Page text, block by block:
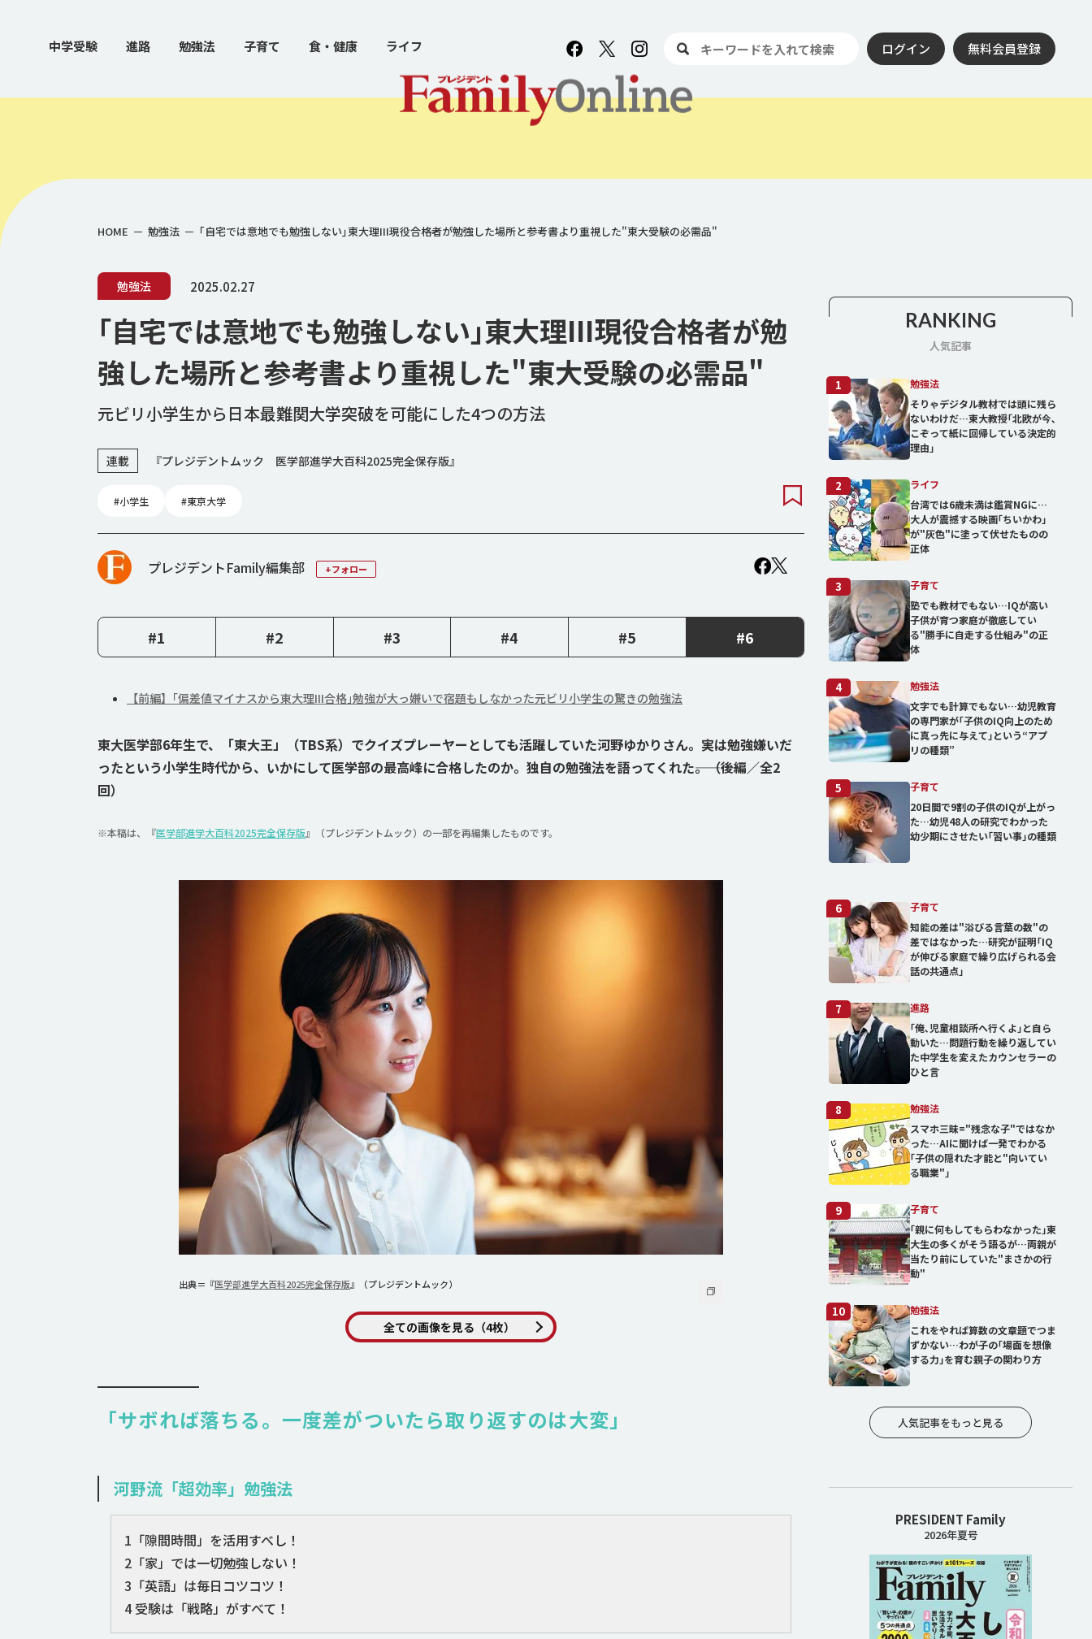
中学受験 進路 勉強法 子育て 食・健康 ライフ ログイン 無料会員登録
HOME 勉強法 ｢自宅では意地でも勉強しない｣東大理III現役合格者が勉強した場所と参考書より重視した"東大受験の必需品"
勉強法 2025.02.27
｢自宅では意地でも勉強しない｣東大理III現役合格者が勉
強した場所と参考書より重視した"東大受験の必需品"
元ビリ小学生から日本最難関大学突破を可能にした4つの方法
連載 『プレジデントムック 医学部進学大百科2025完全保存版』
#小学生 #東京大学
プレジデントFamily編集部 +フォロー
#1 #2 #3 #4 #5 #6
【前編】｢偏差値マイナスから東大理III合格｣勉強が大っ嫌いで宿題もしなかった元ビリ小学生の驚きの勉強法
東大医学部6年生で、「東大王」（TBS系）でクイズプレーヤーとしても活躍していた河野ゆかりさん。実は勉強嫌いだ
ったという小学生時代から、いかにして医学部の最高峰に合格したのか。独自の勉強法を語ってくれた――。（後編／全2
回）
※本稿は、『医学部進学大百科2025完全保存版』（プレジデントムック）の一部を再編集したものです。
出典＝『医学部進学大百科2025完全保存版』（プレジデントムック）
全ての画像を見る（4枚）
「サボれば落ちる。一度差がついたら取り返すのは大変」
河野流「超効率」勉強法
1「隙間時間」を活用すべし！
2「家」では一切勉強しない！
3「英語」は毎日コツコツ！
4 受験は「戦略」がすべて！
RANKING
人気記事
1
勉強法
そりゃデジタル教材では頭に残ら
ないわけだ…東大教授｢北欧が今､
こぞって紙に回帰している決定的
理由」
2
ライフ
台湾では6歳未満は鑑賞NGに…
大人が震撼する映画｢ちいかわ｣
が"灰色"に塗って伏せたものの
正体
3
子育て
塾でも教材でもない…IQが高い
子供が育つ家庭が徹底してい
る"勝手に自走する仕組み"の正
体
4
勉強法
文字でも計算でもない…幼児教育
の専門家が｢子供のIQ向上のため
に真っ先に与えて｣という“アプ
リの種類”
5
子育て
20日間で9割の子供のIQが上がっ
た…幼児48人の研究でわかった
幼少期にさせたい｢習い事｣の種類
6
子育て
知能の差は"浴びる言葉の数"の
差ではなかった…研究が証明｢IQ
が伸びる家庭で繰り広げられる会
話の共通点｣
7
進路
｢俺､児童相談所へ行くよ｣と自ら
動いた…問題行動を繰り返してい
た中学生を変えたカウンセラーの
ひと言
8
勉強法
スマホ三昧="残念な子"ではなか
った…AIに聞けば一発でわかる
｢子供の隠れた才能と"向いてい
る職業"｣
9
子育て
｢親に何もしてもらわなかった｣東
大生の多くがそう語るが…両親が
当たり前にしていた"まさかの行
動"
10
勉強法
これをやれば算数の文章題でつま
ずかない…わが子の｢場面を想像
する力｣を育む親子の関わり方
人気記事をもっと見る
PRESIDENT Family
2026年夏号